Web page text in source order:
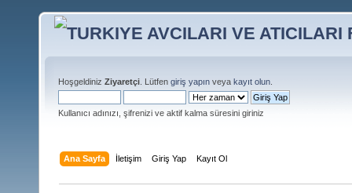
Hoşgeldiniz Ziyaretçi . Lütfen giriş yapın veya kayıt olun
Kullanıcı adınızı, şifrenizi ve aktif kalma süresini giriniz
Ana Sayfa İletişim Giriş Yap Kayıt Ol